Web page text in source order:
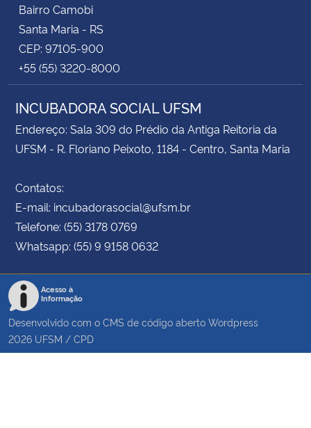
Bairro Camobi
Santa Maria - RS
CEP: 97105-900
+55 (55) 3220-8000
INCUBADORA SOCIAL UFSM
Endereço: Sala 309 do Prédio da Antiga Reitoria da
UFSM - R. Floriano Peixoto, 1184 - Centro, Santa Maria
Contatos:
E-mail: incubadorasocial@ufsm.br
Telefone: (55) 3178 0769
Whatsapp: (55) 9 9158 0632
Acesso à
Informação
Desenvolvido com o CMS de código aberto Wordpress
2026 UFSM / CPD